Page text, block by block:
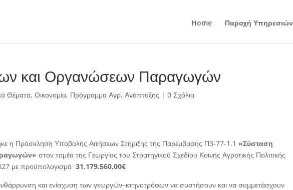
Home Παροχή Υπηρεσιών
και Οργανώσεων Παραγωγών
Θέματα,Οικονομία, Πρόγραμμα Αγρ. Ανάπτυξης |0 Σχόλια
η Πρόσκληση Υποβολής Αιτήσεων Στήριξης της Παρέμβασης Π3-77-1.1 «Σύσταση
στον τομέα της Γεωργίας του Στρατηγικού Σχεδίου Κοινής Αγροτικής Πολιτικής
με προϋπολογισμό31.179.560,00€
και ενίσχυση των γεωργών–κτηνοτρόφων να συστήσουν και να συμμετάσχουν